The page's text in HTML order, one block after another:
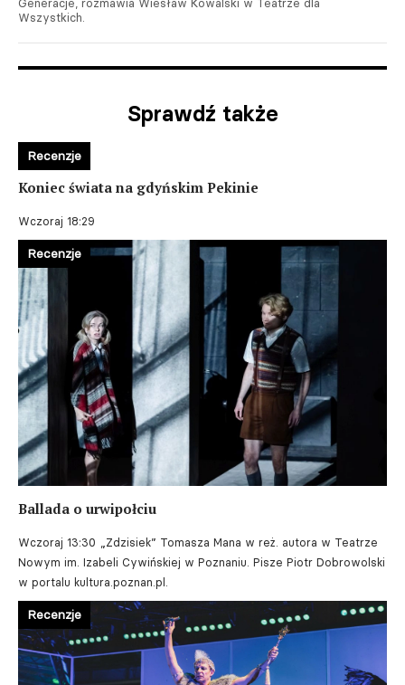
Wszystkich.
Sprawdź także
Koniec świata na gdyńskim Pekinie
Wczoraj 18:29
Recenzje
Ballada o urwipołciu
Wczoraj 13:30 „Zdzisiek” Tomasza Mana w reż. autora w Teatrze
Nowym im. Izabeli Cywińskiej w Poznaniu. Pisze Piotr Dobrowolski
w portalu kultura.poznan.pl.
Recenzje
Recenzje